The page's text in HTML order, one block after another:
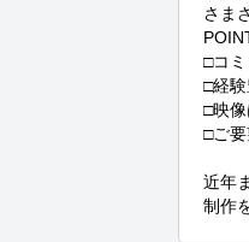
さま
□コ
□経験
□映
□ご
近年
制作